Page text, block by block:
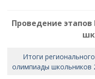
Проведение
Итоги
олимпиады школьников